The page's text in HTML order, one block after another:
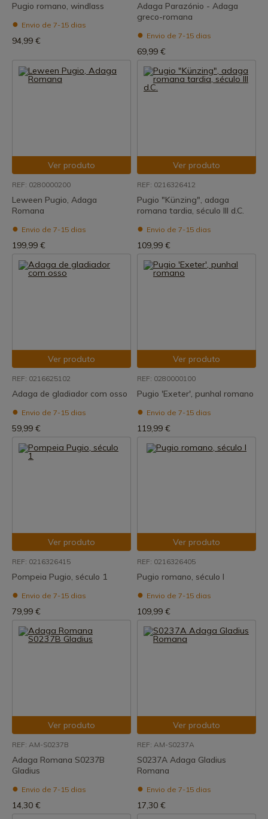
Pugio romano, windlass
Envio de 7-15 dias
94,99 €
Adaga Parazónio - Adaga
greco-romana
Envio de 7-15 dias
69,99 €
Ver produto
REF: 0280000200
Leween Pugio, Adaga
Romana
Envio de 7-15 dias
199,99 €
Ver produto
REF: 0216326412
Pugio "Künzing", adaga
romana tardia, século III d.C.
Envio de 7-15 dias
109,99 €
Ver produto
REF: 0216625102
Adaga de gladiador com osso
Envio de 7-15 dias
59,99 €
Ver produto
REF: 0280000100
Pugio 'Exeter', punhal romano
Envio de 7-15 dias
119,99 €
Ver produto
REF: 0216326415
Pompeia Pugio, século 1
Envio de 7-15 dias
79,99 €
Ver produto
REF: 0216326405
Pugio romano, século I
Envio de 7-15 dias
109,99 €
Ver produto
REF: AM-S0237B
Adaga Romana S0237B
Gladius
Envio de 7-15 dias
14,30 €
Ver produto
REF: AM-S0237A
S0237A Adaga Gladius
Romana
Envio de 7-15 dias
17,30 €